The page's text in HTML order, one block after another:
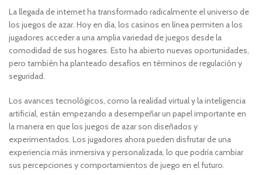
La llegada de internet ha transformado radicalmente el universo de
los juegos de azar. Hoy en día, los casinos en línea permiten a los
jugadores acceder a una amplia variedad de juegos desde la
comodidad de sus hogares. Esto ha abierto nuevas oportunidades,
pero también ha planteado desafíos en términos de regulación y
seguridad.
Los avances tecnológicos, como la realidad virtual y la inteligencia
artificial, están empezando a desempeñar un papel importante en
la manera en que los juegos de azar son diseñados y
experimentados. Los jugadores ahora pueden disfrutar de una
experiencia más inmersiva y personalizada, lo que podría cambiar
sus percepciones y comportamientos de juego en el futuro.